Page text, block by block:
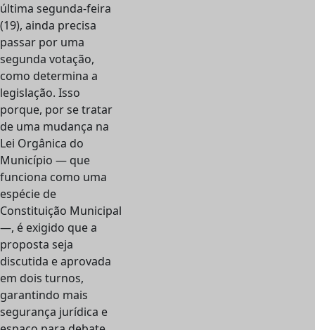
última segunda-feira
(19), ainda precisa
passar por uma
segunda votação,
como determina a
legislação. Isso
porque, por se tratar
de uma mudança na
Lei Orgânica do
Município — que
funciona como uma
espécie de
Constituição Municipal
—, é exigido que a
proposta seja
discutida e aprovada
em dois turnos,
garantindo mais
segurança jurídica e